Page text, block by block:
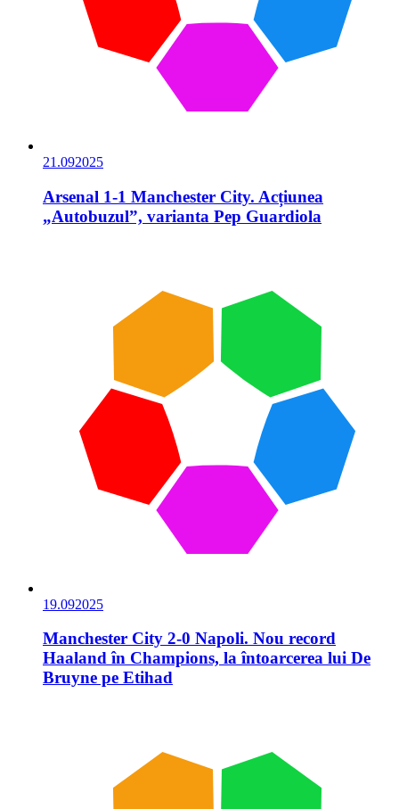
21.092025
Arsenal 1-1 Manchester City. Acțiunea
„Autobuzul”, varianta Pep Guardiola
19.092025
Manchester City 2-0 Napoli. Nou record
Haaland în Champions, la întoarcerea lui De
Bruyne pe Etihad